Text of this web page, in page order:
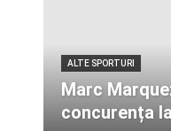
ALTE SPORTURI
Marc
concurența